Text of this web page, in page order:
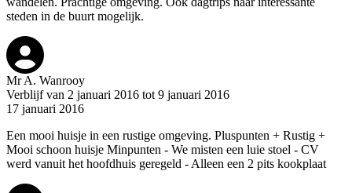
steden in de buurt mogelijk.
Mr A. Wanrooy
Verblijf van 2 januari 2016 tot 9 januari 2016
17 januari 2016
Een mooi huisje in een rustige omgeving. Pluspunten + Rustig +
Mooi schoon huisje Minpunten - We misten een luie stoel - CV
werd vanuit het hoofdhuis geregeld - Alleen een 2 pits kookplaat